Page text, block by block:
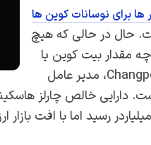
ها برای نوسانات کوین ها
حال در حالی که هیچ
مقدار بیت کوین یا
ADA است، دارایی خالص او هنوز در نزدیکی Changpeng Zhao، مدیر عامل